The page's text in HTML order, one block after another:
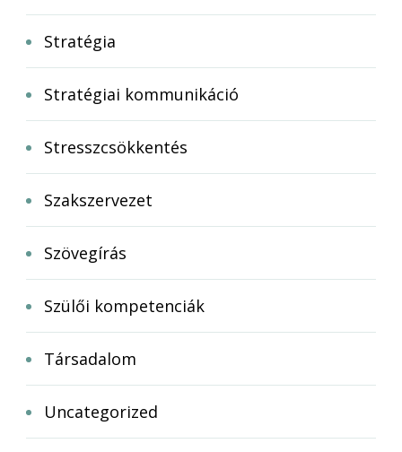
Stratégia
Stratégiai kommunikáció
Stresszcsökkentés
Szakszervezet
Szövegírás
Szülői kompetenciák
Társadalom
Uncategorized